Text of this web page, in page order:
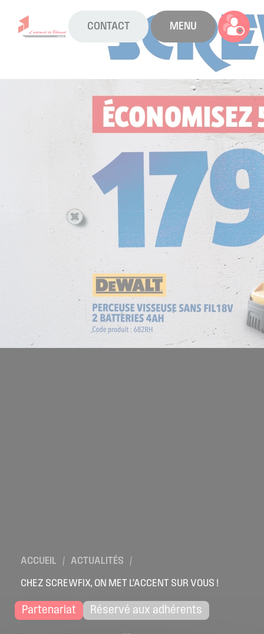
CONTACT MENU
Nos services
Agenda
Actualités
Boîte à outils
Boutique
Contact
Location de salles
Trouver un artisan
Devenir adhérent
Espace adhérent
ACCUEIL / ACTUALITÉS
/
CHEZ SCREWFIX, ON MET L’ACCENT SUR VOUS !
Partenariat Réservé aux adhérents